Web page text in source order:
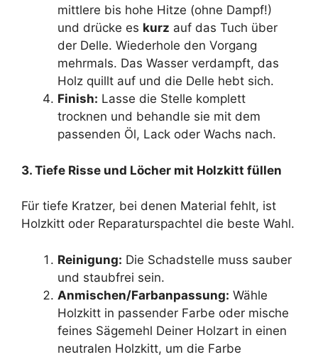
mittlere bis hohe Hitze (ohne Dampf!)
und drücke es kurz auf das Tuch über
der Delle. Wiederhole den Vorgang
mehrmals. Das Wasser verdampft, das
Holz quillt auf und die Delle hebt sich.
Finish: Lasse die Stelle komplett
trocknen und behandle sie mit dem
passenden Öl, Lack oder Wachs nach.
3. Tiefe Risse und Löcher mit Holzkitt füllen
Für tiefe Kratzer, bei denen Material fehlt, ist
Holzkitt oder Reparaturspachtel die beste Wahl.
Reinigung: Die Schadstelle muss sauber
und staubfrei sein.
Anmischen/Farbanpassung: Wähle
Holzkitt in passender Farbe oder mische
feines Sägemehl Deiner Holzart in einen
neutralen Holzkitt, um die Farbe